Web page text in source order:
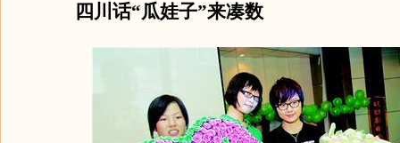
四川话“瓜娃子”来凑数